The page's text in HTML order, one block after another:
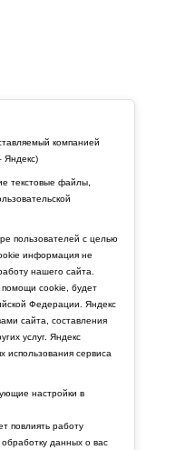
компанией
Яндекс)
текстовые файлы,
пользователей с целью
информация не
нашего сайта.
cookie, будет
Федерации. Яндекс
сайта, составления
услуг. Яндекс
использования сервиса
настройки в
повлиять работу
данных о вас